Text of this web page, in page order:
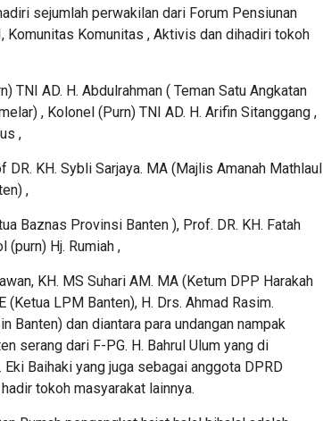
sejumlah perwakilan dari Forum Pensiunan
Komunitas Komunitas , Aktivis dan dihadiri tokoh
TNI AD. H. Abdulrahman ( Teman Satu Angkatan
, Kolonel (Purn) TNI AD. H. Arifin Sitanggang ,
,
DR. KH. Sybli Sarjaya. MA (Majlis Amanah Mathlaul
,
Baznas Provinsi Banten ), Prof. DR. KH. Fatah
(purn) Hj. Rumiah ,
KH. MS Suhari AM. MA (Ketum DPP Harakah
(Ketua LPM Banten), H. Drs. Ahmad Rasim.
Banten) dan diantara para undangan nampak
serang dari F-PG. H. Bahrul Ulum yang di
Baihaki yang juga sebagai anggota DPRD
tokoh masyarakat lainnya.